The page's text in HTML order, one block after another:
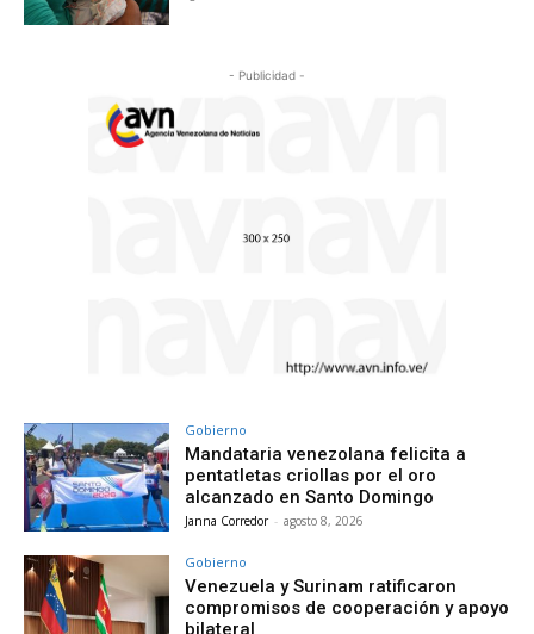
- Publicidad -
Gobierno
Mandataria venezolana felicita a
pentatletas criollas por el oro
alcanzado en Santo Domingo
Janna Corredor - agosto 8, 2026
Gobierno
Venezuela y Surinam ratificaron
compromisos de cooperación y apoyo
bilateral